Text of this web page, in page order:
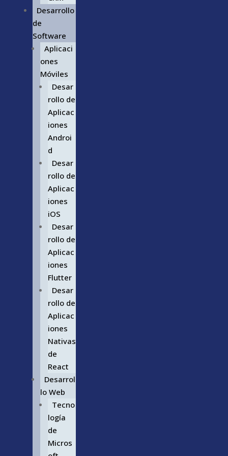
Desarrollo
de
Software
Aplicaci
ones
Móviles
Desar
rollo de
Aplicac
iones
Androi
d
Desar
rollo de
Aplicac
iones
iOS
Desar
rollo de
Aplicac
iones
Flutter
Desar
rollo de
Aplicac
iones
Nativas
de
React
Desarrol
lo Web
Tecno
logía
de
Micros